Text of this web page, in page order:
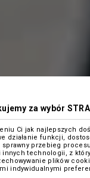
za wybór
Ci jak najlepszych
działanie funkcji,
przebieg
technologii, z
plików
indywidualnymi